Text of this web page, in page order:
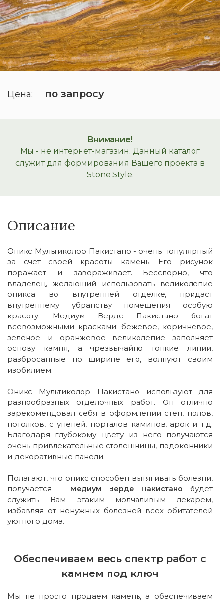
Цена: по запросу
Внимание!
Мы - не интернет-магазин. Данный каталог
служит для формирования Вашего проекта в
Stone Style.
Описание
Оникс Мультиколор Пакистано - очень популярный
за счет своей красоты камень. Его рисунок
поражает и завораживает. Бесспорно, что
владелец, желающий использовать великолепие
оникса во внутренней отделке, придаст
внутреннему убранству помещения особую
красоту. Медиум Верде Пакистано богат
всевозможными красками: бежевое, коричневое,
зеленое и оранжевое великолепие заполняет
основу камня, а чрезвычайно тонкие линии,
разбросанные по ширине его, волнуют своим
изобилием.
Оникс Мультиколор Пакистано используют для
разнообразных отделочных работ. Он отлично
зарекомендовал себя в оформлении стен, полов,
потолков, ступеней, порталов каминов, арок и т.д.
Благодаря глубокому цвету из него получаются
очень привлекательные столешницы, подоконники
и декоративные панели.
Полагают, что оникс способен вытягивать болезни,
получается – Медиум Верде Пакистано будет
служить Вам этаким молчаливым лекарем,
избавляя от ненужных болезней всех обитателей
уютного дома.
Обеспечиваем весь спектр работ с
камнем под ключ
Мы не просто продаем камень, а обеспечиваем